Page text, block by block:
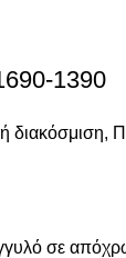
1390
διακόσμιση,
σε